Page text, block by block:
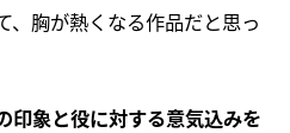
、胸が熱くなる作品だと思っ
象と役に対する意気込みを